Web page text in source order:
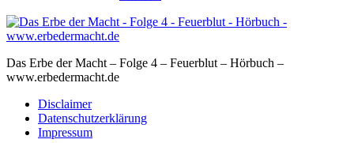
Das Erbe der Macht – Folge 4 – Feuerblut – Hörbuch –
www.erbedermacht.de
Disclaimer
Datenschutzerklärung
Impressum